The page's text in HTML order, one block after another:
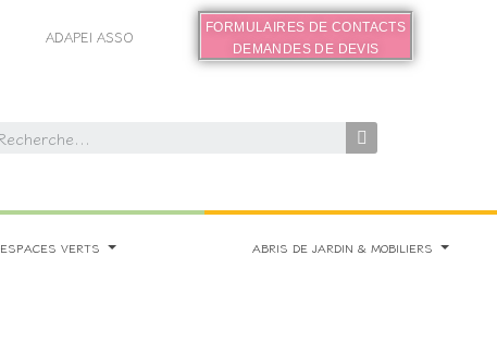
ADAPEI ASSO
FORMULAIRES DE CONTACTS
DEMANDES DE DEVIS
ESPACES VERTS ABRIS DE JARDIN & MOBILIERS